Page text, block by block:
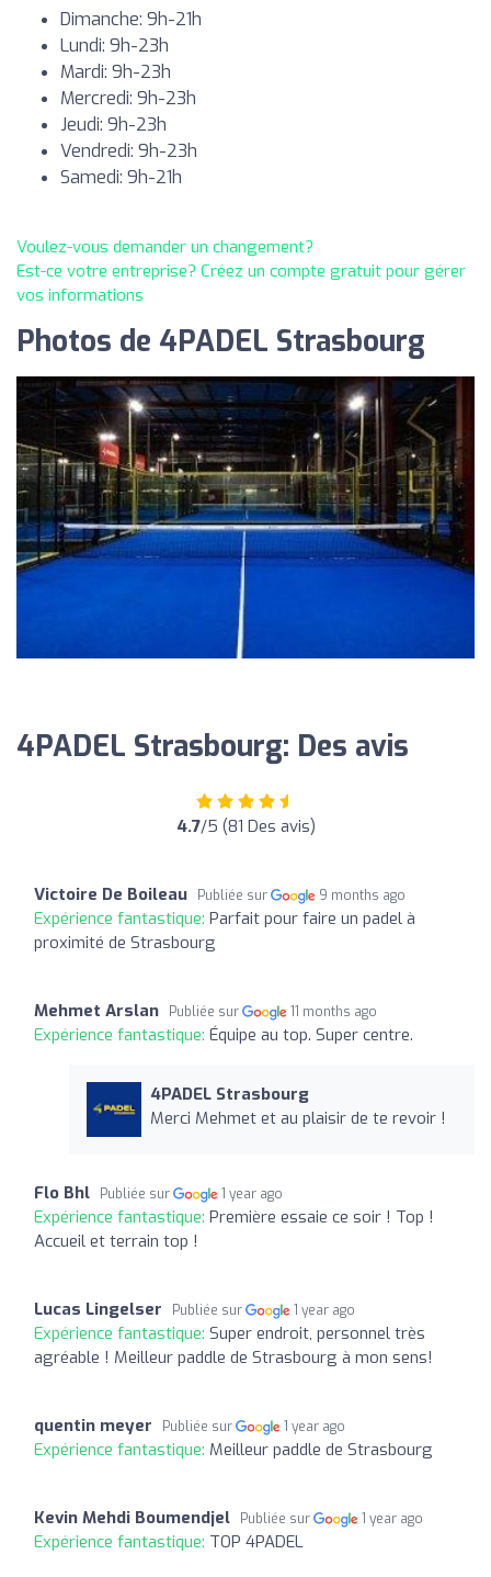
Dimanche: 9h-21h
Lundi: 9h-23h
Mardi: 9h-23h
Mercredi: 9h-23h
Jeudi: 9h-23h
Vendredi: 9h-23h
Samedi: 9h-21h
Voulez-vous demander un changement?
Est-ce votre entreprise? Créez un compte gratuit pour gérer
vos informations
Photos de 4PADEL Strasbourg
4PADEL Strasbourg: Des avis
4.7/5 (81 Des avis)
Victoire De Boileau Publiée sur 9 months ago
Expérience fantastique: Parfait pour faire un padel à
proximité de Strasbourg
Mehmet Arslan Publiée sur 11 months ago
Expérience fantastique: Équipe au top. Super centre.
4PADEL Strasbourg
Merci Mehmet et au plaisir de te revoir !
Flo Bhl Publiée sur 1 year ago
Expérience fantastique: Première essaie ce soir ! Top !
Accueil et terrain top !
Lucas Lingelser Publiée sur 1 year ago
Expérience fantastique: Super endroit, personnel très
agréable ! Meilleur paddle de Strasbourg à mon sens!
quentin meyer Publiée sur 1 year ago
Expérience fantastique: Meilleur paddle de Strasbourg
Kevin Mehdi Boumendjel Publiée sur 1 year ago
Expérience fantastique: TOP 4PADEL